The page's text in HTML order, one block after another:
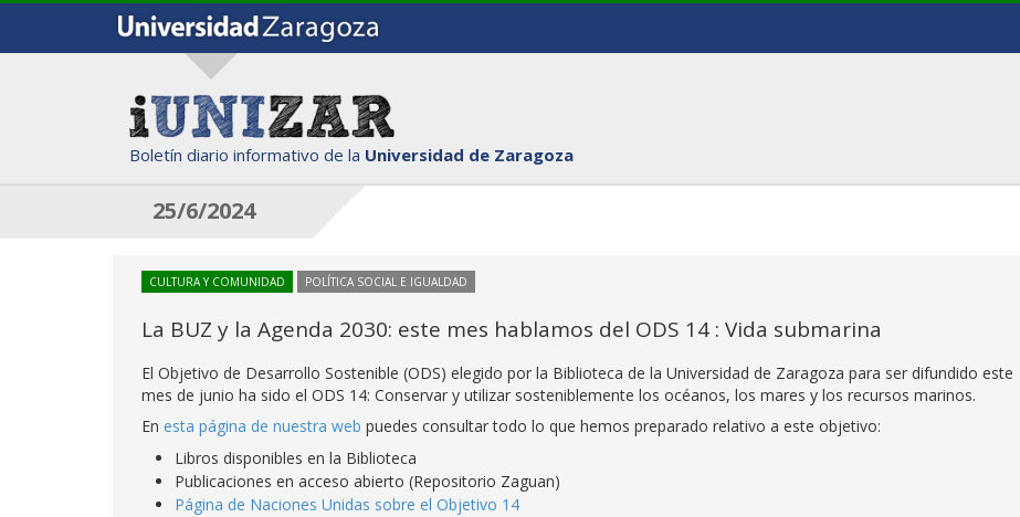
Boletín diario informativo de la Universidad de Zaragoza
25/6/2024
CULTURA Y COMUNIDAD POLÍTICA SOCIAL E IGUALDAD
La BUZ y la Agenda 2030: este mes hablamos del ODS 14 : Vida submarina
El Objetivo de Desarrollo Sostenible (ODS) elegido por la Biblioteca de la Universidad de Zaragoza para ser difundido este
mes de junio ha sido el ODS 14: Conservar y utilizar sosteniblemente los océanos, los mares y los recursos marinos.
En esta página de nuestra web puedes consultar todo lo que hemos preparado relativo a este objetivo:
Libros disponibles en la Biblioteca
Publicaciones en acceso abierto (Repositorio Zaguan)
Página de Naciones Unidas sobre el Objetivo 14